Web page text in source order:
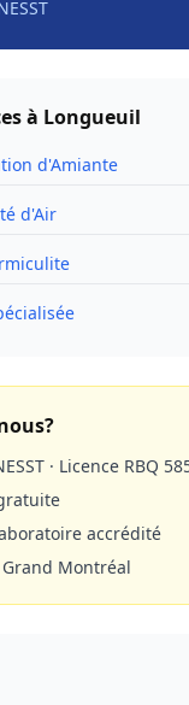
à Longueuil
d'Amiante
d'Air
· Licence RBQ
accrédité
Montréal